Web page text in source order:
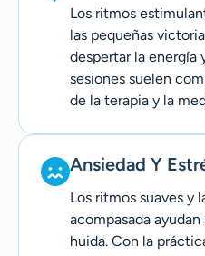
Los ritmos
las pequeñas
despertar la energía
sesiones suelen
de la terapia y la
Ansiedad Y
Los ritmos suaves y
acompasada
huida. Con la